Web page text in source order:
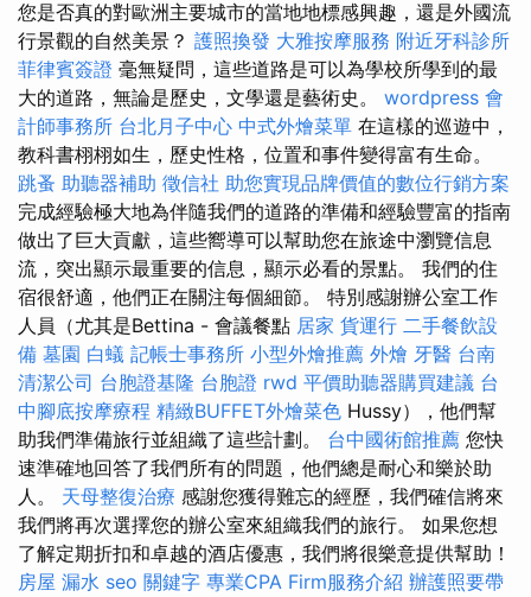
您是否真的對歐洲主要城市的當地地標感興趣，還是外國流
行景觀的自然美景？ 護照換發 大雅按摩服務 附近牙科診所
菲律賓簽證 毫無疑問，這些道路是可以為學校所學到的最
大的道路，無論是歷史，文學還是藝術史。 wordpress 會
計師事務所 台北月子中心 中式外燴菜單 在這樣的巡遊中，
教科書栩栩如生，歷史性格，位置和事件變得富有生命。
跳蚤 助聽器補助 徵信社 助您實現品牌價值的數位行銷方案
完成經驗極大地為伴隨我們的道路的準備和經驗豐富的指南
做出了巨大貢獻，這些嚮導可以幫助您在旅途中瀏覽信息
流，突出顯示最重要的信息，顯示必看的景點。 我們的住
宿很舒適，他們正在關注每個細節。 特別感謝辦公室工作
人員（尤其是Bettina - 會議餐點 居家 貨運行 二手餐飲設
備 墓園 白蟻 記帳士事務所 小型外燴推薦 外燴 牙醫 台南
清潔公司 台胞證基隆 台胞證 rwd 平價助聽器購買建議 台
中腳底按摩療程 精緻BUFFET外燴菜色 Hussy），他們幫
助我們準備旅行並組織了這些計劃。 台中國術館推薦 您快
速準確地回答了我們所有的問題，他們總是耐心和樂於助
人。 天母整復治療 感謝您獲得難忘的經歷，我們確信將來
我們將再次選擇您的辦公室來組織我們的旅行。 如果您想
了解定期折扣和卓越的酒店優惠，我們將很樂意提供幫助！
房屋 漏水 seo 關鍵字 專業CPA Firm服務介紹 辦護照要帶